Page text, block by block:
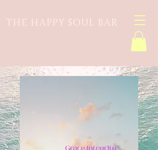
THE HAPPY SOUL BAR